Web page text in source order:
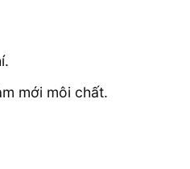
mới môi chất.